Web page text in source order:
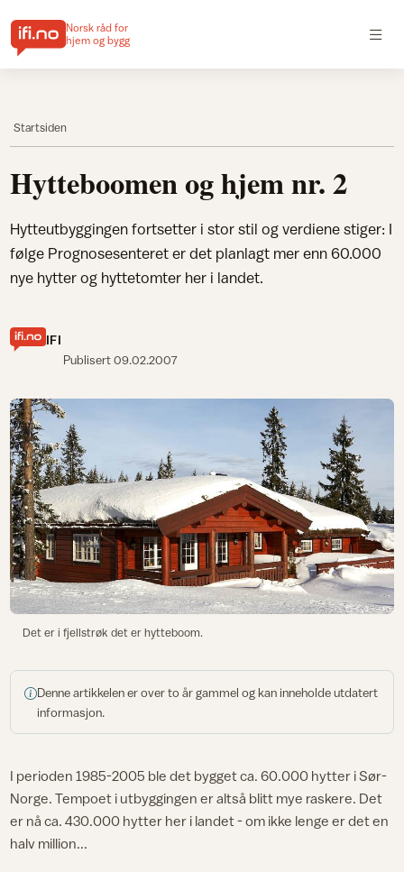
Norsk råd for
hjem og bygg
Startsiden
Hytteboomen og hjem nr. 2
Hytteutbyggingen fortsetter i stor stil og verdiene stiger: I
følge Prognosesenteret er det planlagt mer enn 60.000
nye hytter og hyttetomter her i landet.
IFI
Publisert09.02.2007
Det er i fjellstrøk det er hytteboom.
Denne artikkelen er over to år gammel og kan inneholde utdatert
informasjon.
I perioden 1985-2005 ble det bygget ca. 60.000 hytter i Sør-
Norge. Tempoet i utbyggingen er altså blitt mye raskere. Det
er nå ca. 430.000 hytter her i landet - om ikke lenge er det en
halv million...